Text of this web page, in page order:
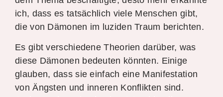
ich, dass es tatsächlich viele Menschen gibt,
die von Dämonen im luziden Traum berichten.
Es gibt verschiedene Theorien darüber, was
diese Dämonen bedeuten könnten. Einige
glauben, dass sie einfach eine Manifestation
von Ängsten und inneren Konflikten sind.